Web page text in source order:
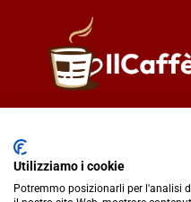
C.F.
Utilizziamo i cookie
Potremmo posizionarli per l'analisi